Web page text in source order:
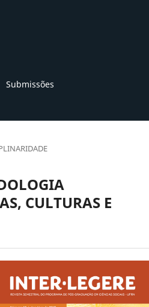
Submissões
CULTURAS E